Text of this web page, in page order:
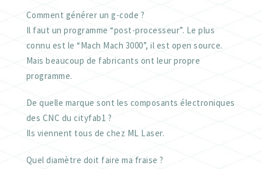
Comment générer un g-code ?
Il faut un programme “post-processeur”. Le plus
connu est le “Mach Mach 3000”, il est open source.
Mais beaucoup de fabricants ont leur propre
programme.
De quelle marque sont les composants électroniques
des CNC du cityfab1 ?
Ils viennent tous de chez ML Laser.
Quel diamètre doit faire ma fraise ?